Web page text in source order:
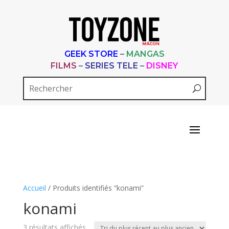
GEEK STORE – MANGAS
FILMS – SERIES TELE – DISNEY
Accueil / Produits identifiés “konami”
konami
Trié